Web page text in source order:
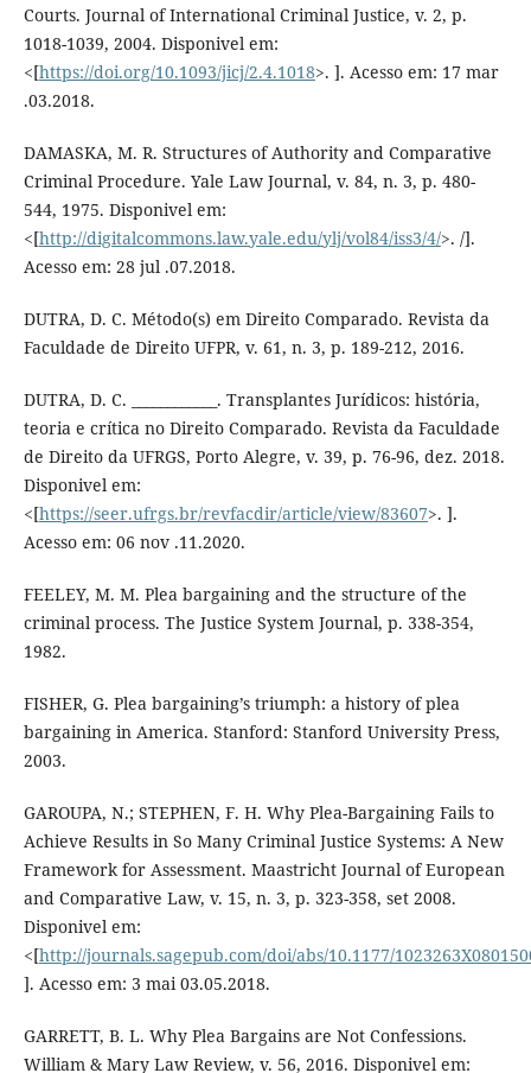
Courts. Journal of International Criminal Justice, v. 2, p.
1018-1039, 2004. Disponivel em:
<[https://doi.org/10.1093/jicj/2.4.1018>. ]. Acesso em: 17 mar
.03.2018.
DAMASKA, M. R. Structures of Authority and Comparative
Criminal Procedure. Yale Law Journal, v. 84, n. 3, p. 480-
544, 1975. Disponivel em:
<[http://digitalcommons.law.yale.edu/ylj/vol84/iss3/4/>. /].
Acesso em: 28 jul .07.2018.
DUTRA, D. C. Método(s) em Direito Comparado. Revista da
Faculdade de Direito UFPR, v. 61, n. 3, p. 189-212, 2016.
DUTRA, D. C. ____________. Transplantes Jurídicos: história,
teoria e crítica no Direito Comparado. Revista da Faculdade
de Direito da UFRGS, Porto Alegre, v. 39, p. 76-96, dez. 2018.
Disponivel em:
<[https://seer.ufrgs.br/revfacdir/article/view/83607>. ].
Acesso em: 06 nov .11.2020.
FEELEY, M. M. Plea bargaining and the structure of the
criminal process. The Justice System Journal, p. 338-354,
1982.
FISHER, G. Plea bargaining’s triumph: a history of plea
bargaining in America. Stanford: Stanford University Press,
2003.
GAROUPA, N.; STEPHEN, F. H. Why Plea-Bargaining Fails to
Achieve Results in So Many Criminal Justice Systems: A New
Framework for Assessment. Maastricht Journal of European
and Comparative Law, v. 15, n. 3, p. 323-358, set 2008.
Disponivel em:
<[http://journals.sagepub.com/doi/abs/10.1177/
]. Acesso em: 3 mai 03.05.2018.
GARRETT, B. L. Why Plea Bargains are Not Confessions.
William & Mary Law Review, v. 56, 2016. Disponivel em: